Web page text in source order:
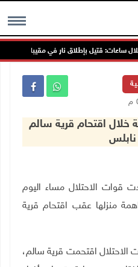
MENU
ساعات: قتيل بإطلاق نار في مقيبلة بأراضي عام
خلال اقتحام قرية سالم
وفا- اعتدت قوات الاحتلال مساء اليوم
منزلها عقب اقتحام قرية
الاحتلال اقتحمت قرية سالم،